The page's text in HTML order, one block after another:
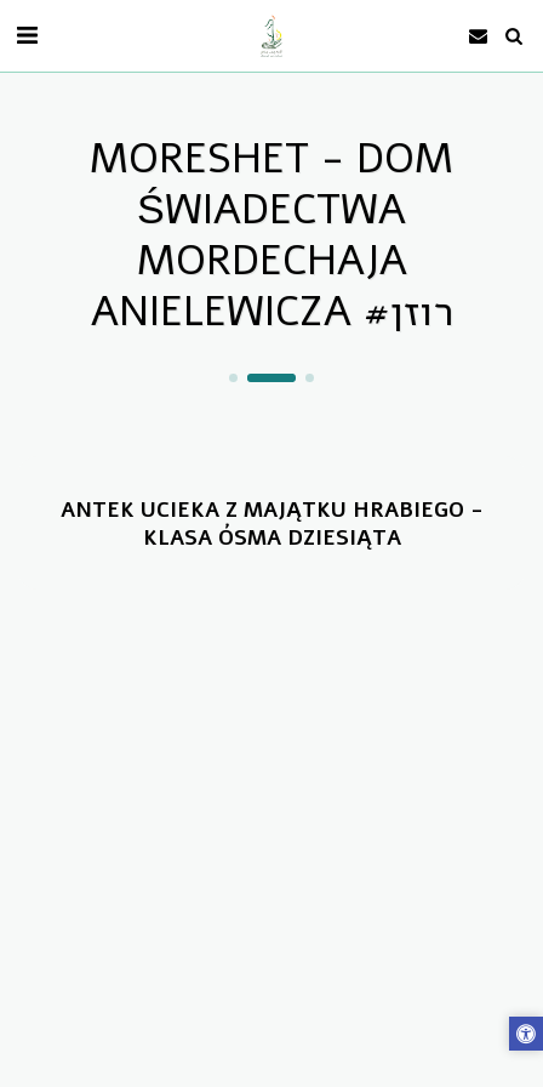
MORESHET - DOM
ŚWIADECTWA
MORDECHAJA
ANIELEWICZA #רוזן
ANTEK UCIEKA Z MAJĄTKU HRABIEGO -
KLASA ÓSMA DZIESIĄTA